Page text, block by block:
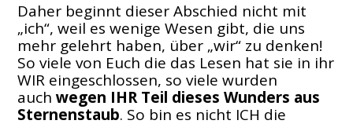
Daher beginnt dieser Abschied nicht mit
„ich“, weil es wenige Wesen gibt, die uns
mehr gelehrt haben, über „wir“ zu denken!
So viele von Euch die das Lesen hat sie in ihr
WIR eingeschlossen, so viele wurden
auchwegen IHR Teil dieses Wunders aus
Sternenstaub. So bin es nicht ICH die